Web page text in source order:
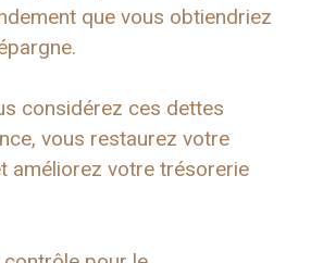
que vous obtiendriez
considérez ces dettes
vous restaurez votre
améliorez votre trésorerie